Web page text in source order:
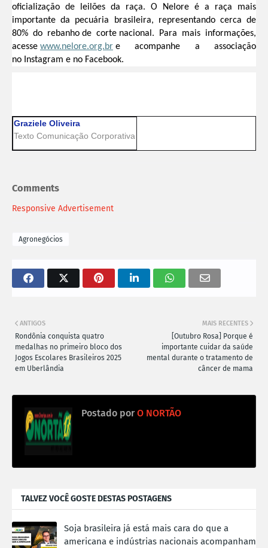
oficialização de leilões da raça. O Nelore é a raça mais
importante da pecuária brasileira, representando cerca de
80% do rebanho de corte nacional. Para mais informações,
acesse www.nelore.org.br e acompanhe a associação
no Instagram e no Facebook.
Graziele Oliveira
Texto Comunicação Corporativa
Comments
Responsive Advertisement
Agronegócios
MAIS RECENTES
[Outubro Rosa] Porque é
importante cuidar da saúde
mental durante o tratamento de
câncer de mama
ANTIGOS
Rondônia conquista quatro
medalhas no primeiro bloco dos
Jogos Escolares Brasileiros 2025
em Uberlândia
Postado por O NORTÃO
TALVEZ VOCÊ GOSTE DESTAS POSTAGENS
Soja brasileira já está mais cara do que a
americana e indústrias nacionais acompanham